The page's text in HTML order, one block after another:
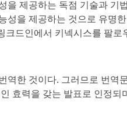
을 제공하는 독점 기술과 기
성을 제공하는 것으로 유명
드인에서 키넥시스를 팔로
역한 것이다. 그러므로 번역
효력을 갖는 발표로 인정되